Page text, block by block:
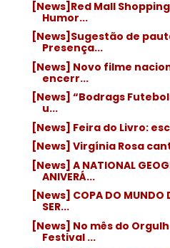
[News]Red Mall
Humor...
[News]Sugestão de
Presença...
[News] Novo filme
encerr...
[News] “Bodrags
u...
[News] Feira do Livro:
[News] Virgínia Rosa
[News] A NATIONAL
ANIVERÁ...
[News] COPA DO MUNDO
SER...
[News] No mês do
Festival ...